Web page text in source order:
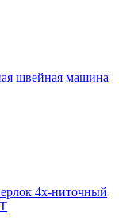
швейная машина
4х-ниточный